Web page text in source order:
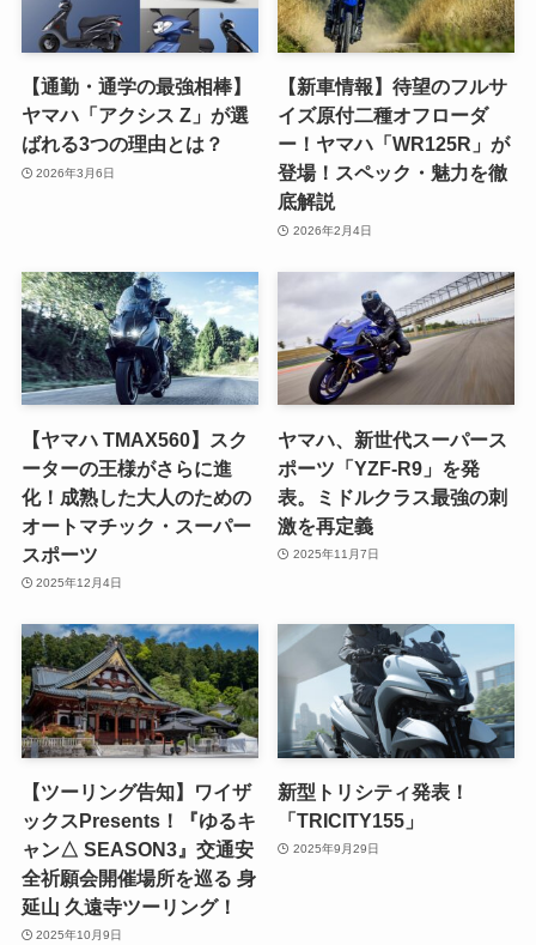
【通勤・通学の最強相棒】
ヤマハ「アクシス Z」が選
ばれる3つの理由とは？
2026年3月6日
【新車情報】待望のフルサ
イズ原付二種オフローダ
ー！ヤマハ「WR125R」が
登場！スペック・魅力を徹
底解説
2026年2月4日
【ヤマハ TMAX560】スク
ーターの王様がさらに進
化！成熟した大人のための
オートマチック・スーパー
スポーツ
2025年12月4日
ヤマハ、新世代スーパース
ポーツ「YZF-R9」を発
表。ミドルクラス最強の刺
激を再定義
2025年11月7日
【ツーリング告知】ワイザ
ックスPresents！『ゆるキ
ャン△ SEASON3』交通安
全祈願会開催場所を巡る 身
延山 久遠寺ツーリング！
2025年10月9日
新型トリシティ発表！
「TRICITY155」
2025年9月29日